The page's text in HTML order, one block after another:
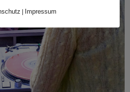
| Impressum